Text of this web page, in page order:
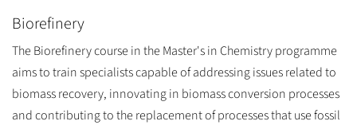
Biorefinery
The Biorefinery course in the Master's in Chemistry programme
aims to train specialists capable of addressing issues related to
biomass recovery, innovating in biomass conversion processes
and contributing to the replacement of processes that use fossil